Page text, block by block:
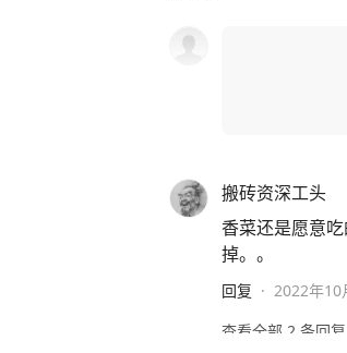
搬砖资深工头
香菜还是愿意
掉。。
回复 · 2022年10
查看全部 2 条回复